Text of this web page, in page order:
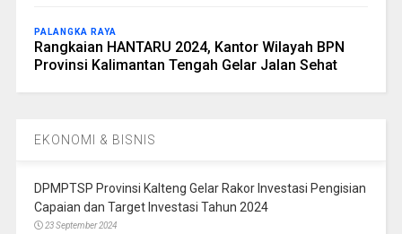
PALANGKA RAYA
Rangkaian HANTARU 2024, Kantor Wilayah BPN
Provinsi Kalimantan Tengah Gelar Jalan Sehat
EKONOMI & BISNIS
DPMPTSP Provinsi Kalteng Gelar Rakor Investasi Pengisian
Capaian dan Target Investasi Tahun 2024
23 September 2024